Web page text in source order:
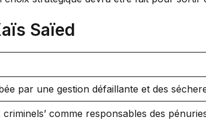
Saïed
par une gestion défaillante et des
comme responsables des